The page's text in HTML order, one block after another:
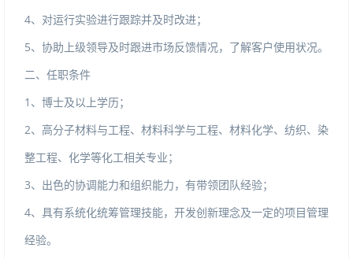
4、对运行实验进行跟踪并及时改进；
5、协助上级领导及时跟进市场反馈情况，了解客户使用状况。
二、任职条件
1、博士及以上学历；
2、高分子材料与工程、材料科学与工程、材料化学、纺织、染
整工程、化学等化工相关专业；
3、出色的协调能力和组织能力，有带领团队经验；
4、具有系统化统筹管理技能，开发创新理念及一定的项目管理
经验。